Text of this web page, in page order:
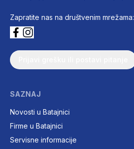
Zapratite nas na društvenim mrežama:
SAZNAJ
Novosti u Batajnici
Firme u Batajnici
Servisne informacije